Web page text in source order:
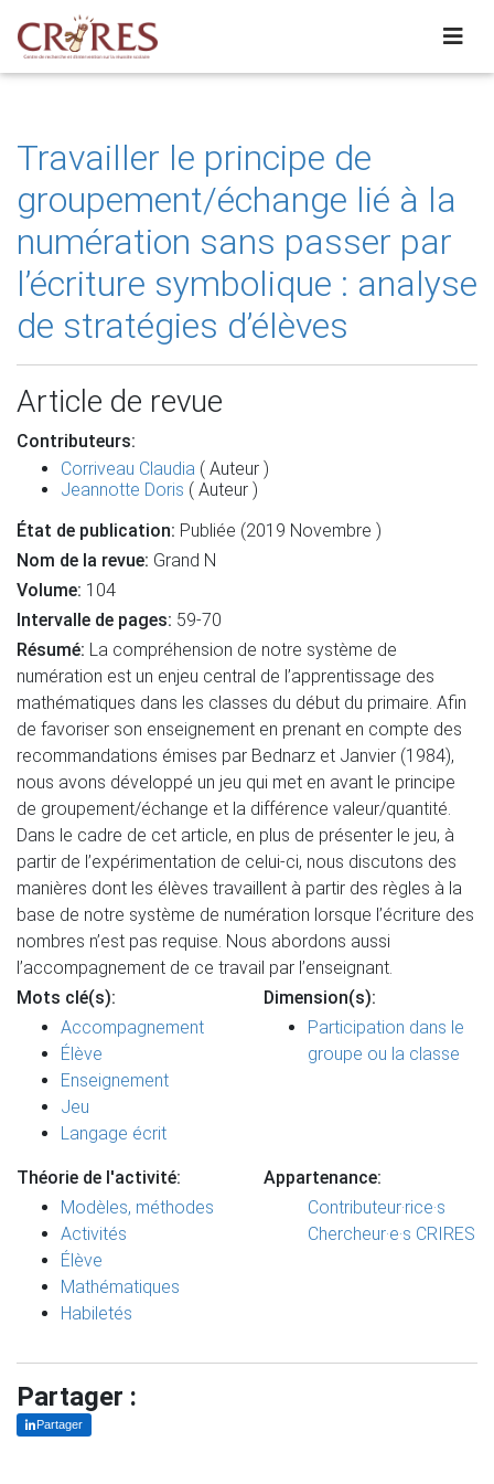
Travailler le principe de
groupement/échange lié à la
numération sans passer par
l’écriture symbolique : analyse
de stratégies d’élèves
Article de revue
Contributeurs:
Corriveau Claudia ( Auteur )
Jeannotte Doris ( Auteur )
État de publication: Publiée (2019 Novembre )
Nom de la revue: Grand N
Volume: 104
Intervalle de pages: 59-70
Résumé: La compréhension de notre système de
numération est un enjeu central de l’apprentissage des
mathématiques dans les classes du début du primaire. Afin
de favoriser son enseignement en prenant en compte des
recommandations émises par Bednarz et Janvier (1984),
nous avons développé un jeu qui met en avant le principe
de groupement/échange et la différence valeur/quantité.
Dans le cadre de cet article, en plus de présenter le jeu, à
partir de l’expérimentation de celui-ci, nous discutons des
manières dont les élèves travaillent à partir des règles à la
base de notre système de numération lorsque l’écriture des
nombres n’est pas requise. Nous abordons aussi
l’accompagnement de ce travail par l’enseignant.
Mots clé(s):
Accompagnement
Élève
Enseignement
Jeu
Langage écrit
Dimension(s):
Participation dans le
groupe ou la classe
Théorie de l'activité:
Modèles, méthodes
Activités
Élève
Mathématiques
Habiletés
Appartenance:
Contributeur·rice·s
Chercheur·e·s CRIRES
Partager :
Partager